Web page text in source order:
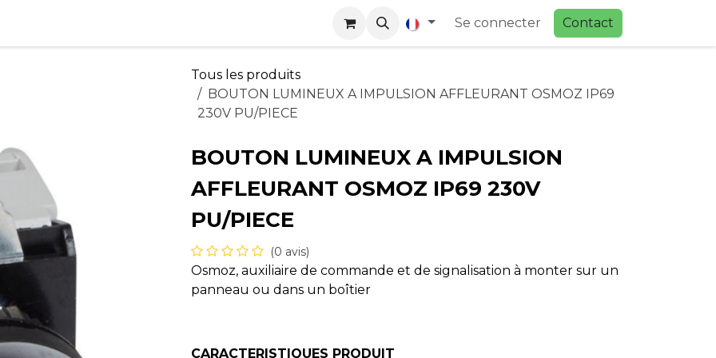
Carrières Se connecter Contact
Tous les produits
BOUTON LUMINEUX A IMPULSION AFFLEURANT OSMOZ IP69
230V PU/PIECE
BOUTON LUMINEUX A IMPULSION
AFFLEURANT OSMOZ IP69 230V
PU/PIECE
(0 avis)
Osmoz, auxiliaire de commande et de signalisation à monter sur un
panneau ou dans un boîtier
CARACTERISTIQUES PRODUIT